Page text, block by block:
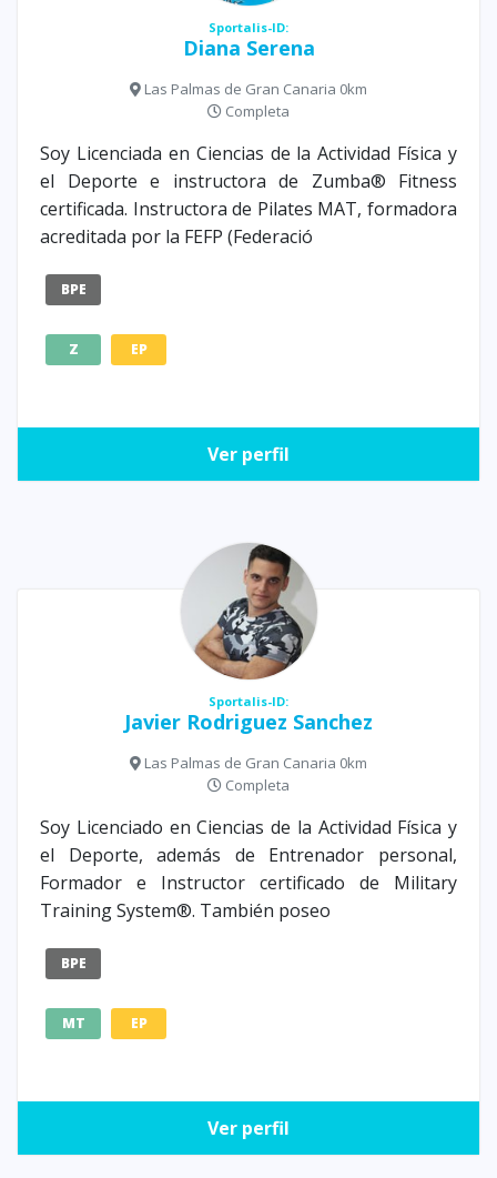
Sportalis-ID:
Diana Serena
Las Palmas de Gran Canaria 0km
Completa
Soy Licenciada en Ciencias de la Actividad Física y
el Deporte e instructora de Zumba® Fitness
certificada. Instructora de Pilates MAT, formadora
acreditada por la FEFP (Federació
BPE
Z EP
Ver perfil
Sportalis-ID:
Javier Rodriguez Sanchez
Las Palmas de Gran Canaria 0km
Completa
Soy Licenciado en Ciencias de la Actividad Física y
el Deporte, además de Entrenador personal,
Formador e Instructor certificado de Military
Training System®. También poseo
BPE
MT EP
Ver perfil